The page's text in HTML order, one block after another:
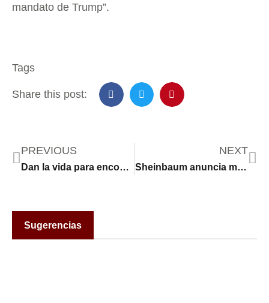
mandato de Trump”.
Tags
Share this post:
PREVIOUS
Dan la vida para encontrar a sus hijos desaparecidos: estas son las madres buscadoras de México
NEXT
Sheinbaum anuncia medidas jurídicas por la muerte de otro mexicano a manos del ICE: “No podemos permitir el maltrato”
Sugerencias